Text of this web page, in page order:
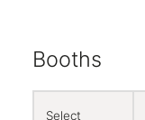
Booths
Select